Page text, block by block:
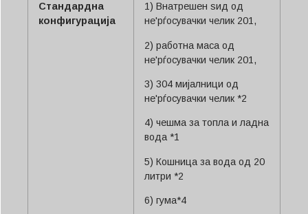
Стандардна
конфигурација
1) Внатрешен ѕид од
не'рѓосувачки челик 201,
2) работна маса од
не'рѓосувачки челик 201,
3) 304 мијалници од
не'рѓосувачки челик *2
4) чешма за топла и ладна
вода *1
5) Кошница за вода од 20
литри *2
6) гума*4